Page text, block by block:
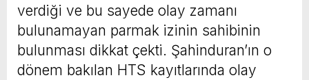
verdiği ve bu sayede olay zamanı
bulunamayan parmak izinin sahibinin
bulunması dikkat çekti. Şahinduran’ın o
dönem bakılan HTS kayıtlarında olay